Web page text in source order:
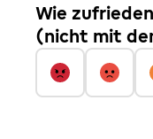
Wie
(nicht mit